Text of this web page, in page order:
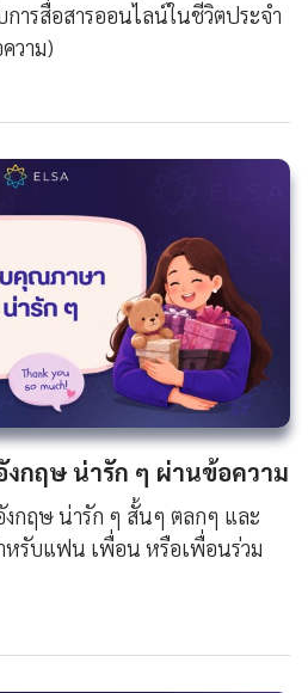
ารสื่อสารออนไลน์ในชีวิตประจำ
วาม)
กฤษ น่ารัก ๆ ผ่านข้อความ
กฤษ น่ารัก ๆ สั้นๆ ตลกๆ และ
หรับแฟน เพื่อน หรือเพื่อนร่วม